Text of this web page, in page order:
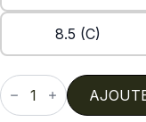
8.5 (C)
quantité
de
Zahara